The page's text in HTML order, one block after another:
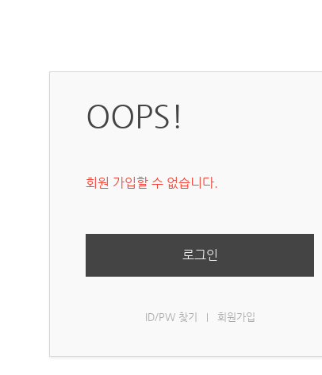
OOPS!
회원 가입할 수 없습니다.
로그인
ID/PW 찾기 회원가입